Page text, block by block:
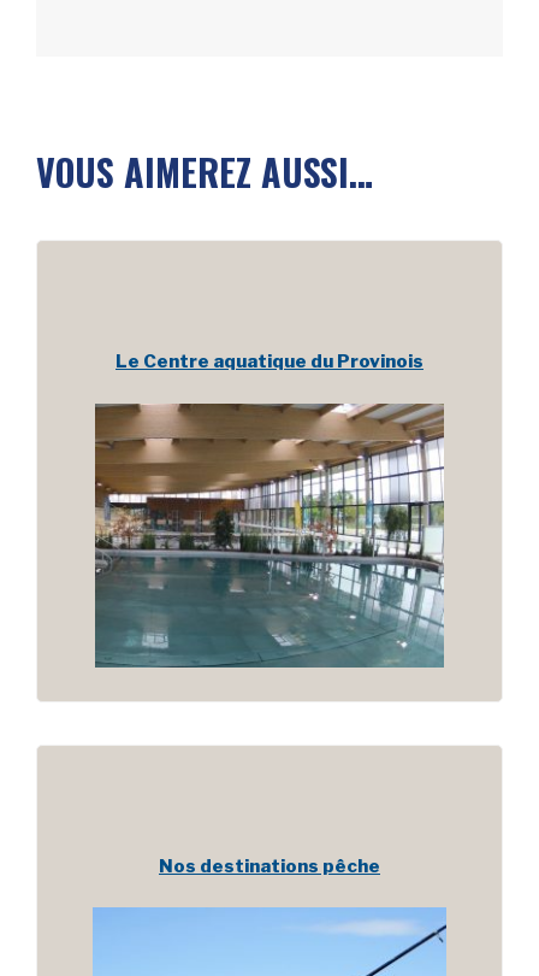
VOUS AIMEREZ AUSSI…
Le Centre aquatique du Provinois
Nos destinations pêche